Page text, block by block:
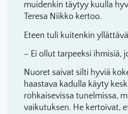
muidenkin täytyy kuulla
Teresa Niikko kertoo.
Eteen tuli kuitenkin
– Ei ollut tarpeeksi ihmisiä,
Nuoret saivat silti hyviä
haastava kadulla käyty
rohkaisevissa tunelmissa,
vaikutuksen. He kertoivat,